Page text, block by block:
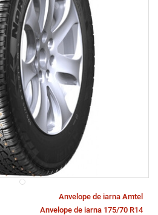
Anvelope de iarna Amtel
Anvelope de iarna 175/70 R14